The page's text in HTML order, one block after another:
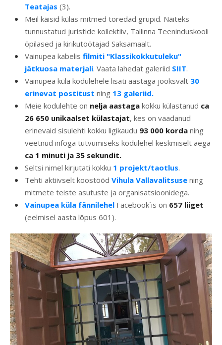
Teatajas (3).
Meil käisid külas mitmed toredad grupid. Näiteks
tunnustatud juristide kollektiiv, Tallinna Teeninduskooli
õpilased ja kirikutöötajad Saksamaalt.
Vainupea kabelis filmiti "Klassikokkutuleku"
jätkuosa materjali. Vaata lahedat galeriid SIIT.
Vainupea küla kodulehele lisati aastaga jooksvalt 30
erinevat postitust ning 13 galeriid.
Meie kodulehte on nelja aastaga kokku külastanud ca
26 650 unikaalset külastajat, kes on vaadanud
erinevaid sisulehti kokku ligikaudu 93 000 korda ning
veetnud infoga tutvumiseks kodulehel keskmiselt aega
ca 1 minuti ja 35 sekundit.
Seltsi nimel kirjutati kokku 1 projekt/taotlus.
Tehti aktiivselt koostööd Vihula Vallavalitsuse ning
mitmete teiste asutuste ja organisatsioonidega.
Vainupea küla fännilehel Facebook`is on 657 liiget
(eelmisel aasta lõpus 601).